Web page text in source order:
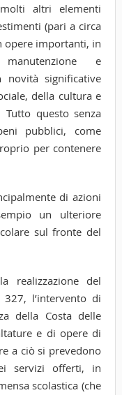
altri elementi
(pari a circa
opere importanti, in
e
significative
della cultura e
questo senza
pubblici, come
per contenere
di azioni
un ulteriore
sul fronte del
realizzazione del
l’intervento di
della Costa delle
e di opere di
a ciò si prevedono
servizi offerti, in
scolastica (che